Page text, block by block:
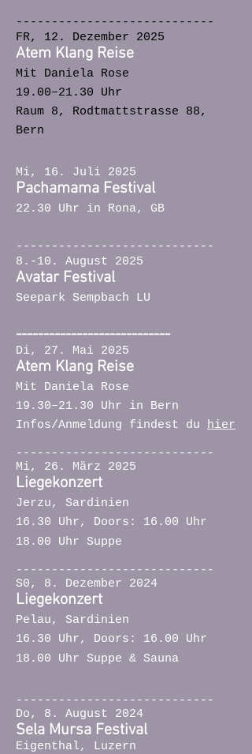
----------------------------
FR, 12. Dezember 2025
Atem Klang Reise
Mit Daniela Rose
19.00–21.30 Uhr
Raum 8, Rodtmattstrasse 88,
Bern
Mi, 16. Juli 2025
Pachamama Festival
22.30 Uhr in Rona, GB
----------------------------
8.-10. August 2025
Avatar Festival
Seepark Sempbach LU
----------------------------
Di, 27. Mai 2025
Atem Klang Reise
Mit Daniela Rose
19.30–21.30 Uhr in Bern
Infos/Anmeldung findest du hier
----------------------------
Mi, 26. März 2025
Liegekonzert
Jerzu, Sardinien
16.30 Uhr, Doors: 16.00 Uhr
18.00 Uhr Suppe
----------------------------
S0, 8. Dezember 2024
Liegekonzert
Pelau, Sardinien
16.30 Uhr, Doors: 16.00 Uhr
18.00 Uhr Suppe & Sauna
----------------------------
Do, 8. August 2024
Sela Mursa Festival
Eigenthal, Luzern